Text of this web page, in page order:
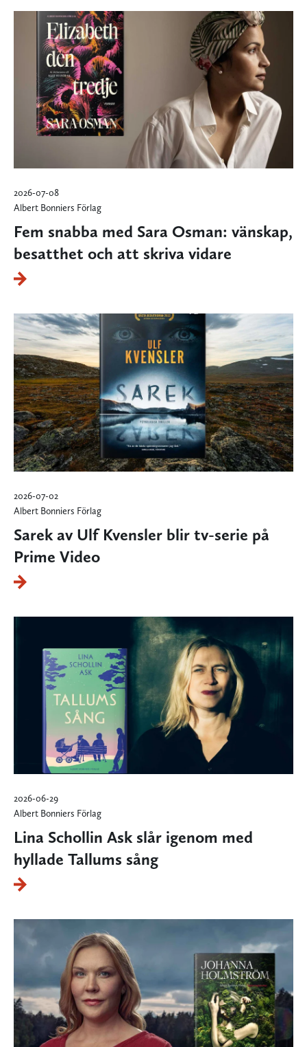
2026-07-08
Albert Bonniers Förlag
Fem snabba med Sara Osman: vänskap,
besatthet och att skriva vidare
2026-07-02
Albert Bonniers Förlag
Sarek av Ulf Kvensler blir tv-serie på
Prime Video
2026-06-29
Albert Bonniers Förlag
Lina Schollin Ask slår igenom med
hyllade Tallums sång